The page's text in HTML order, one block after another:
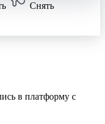
Снять
в платформу с